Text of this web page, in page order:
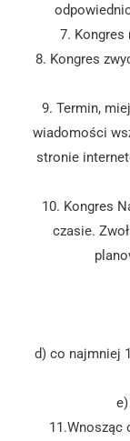
7. Kongres
8. Kongres
9. Termin,
wiadomości
stronie
10. Kongres
czasie.
d) co najmniej
11.Wnosząc